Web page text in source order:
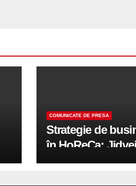
COMUNICATE DE PRESA
Strategie de
în HoReCa: Jidvei
transformă